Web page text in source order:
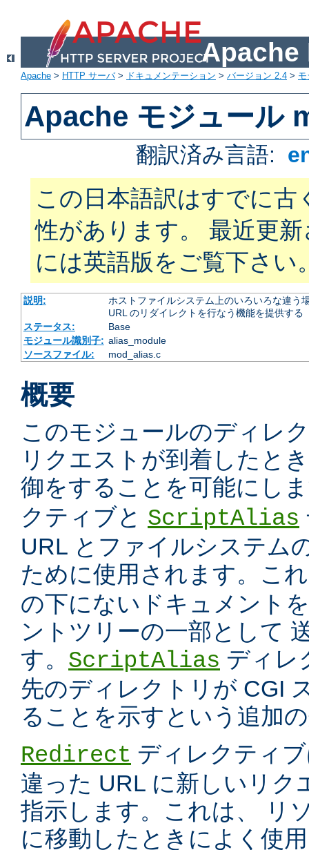
Apache
Apache > HTTP サーバ> ドキュメンテーション > バージョン 2.4 >
Apache モジュール
翻訳済み言語:
この日本語訳はすでに古
性があります。 最近更
には英語版をご覧下さい
説明:
ホストファイルシステム上のいろいろな違う
URL のリダイレクトを行なう機能を提供する
ステータス:
Base
モジュール識別子: alias_module
ソースファイル:
mod_alias.c
概要
このモジュールのディレ
リクエストが到着したと
御をすることを可能にし
クティブと ScriptAlias
URL とファイルシステム
ために使用されます。こ
の下にないドキュメント
ントツリーの一部として
す。 ScriptAlias ディレ
先のディレクトリが CGI
ることを示すという追加
Redirect ディレクティ
違った URL に新しいリク
指示します。これは、 リ
に移動したときによく使